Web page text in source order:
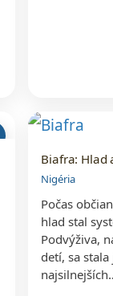
Biafra: Hlad
Nigéria
Počas
hlad stal
Podvýživa,
detí, sa